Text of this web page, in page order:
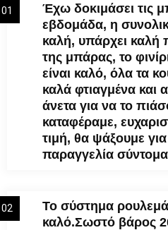
Έχω δοκιμάσει τις
εβδομάδα, η
καλή, υπάρχει καλή
της μπάρας, το
είναι καλό, όλα τα
καλά φτιαγμένα και
άνετα για να το
καταφέραμε,
τιμή, θα ψάξουμε
παραγγελία
01
Το σύστημα
καλό.Σωστό βάρος
02